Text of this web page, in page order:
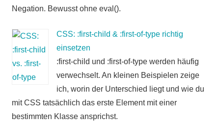
Negation. Bewusst ohne eval().
CSS: :first-child & :first-of-type richtig
einsetzen
:first-child und :first-of-type werden häufig
verwechselt. An kleinen Beispielen zeige
ich, worin der Unterschied liegt und wie du
mit CSS tatsächlich das erste Element mit einer
bestimmten Klasse ansprichst.